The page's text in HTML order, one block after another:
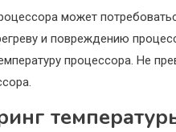
может
и повреждению
процессора. Не